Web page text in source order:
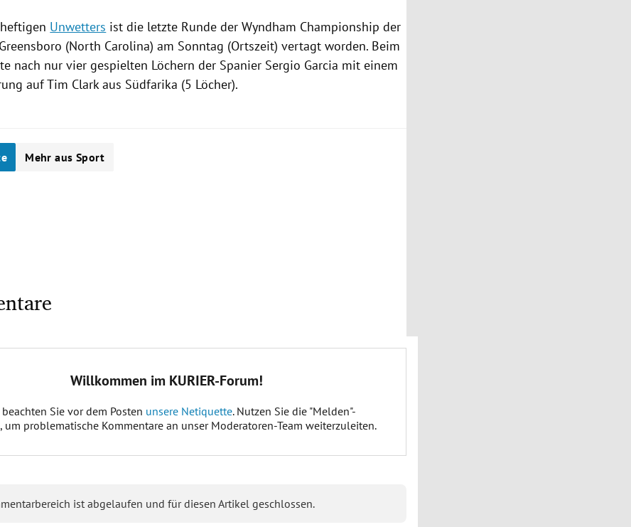
Unwetters ist die letzte Runde der Wyndham Championship der
Greensboro (North Carolina) am Sonntag (Ortszeit) vertagt worden. Beim
nach nur vier gespielten Löchern der Spanier Sergio Garcia mit einem
aufTim Clarkaus Südfarika (5 Löcher).
Mehr aus Sport